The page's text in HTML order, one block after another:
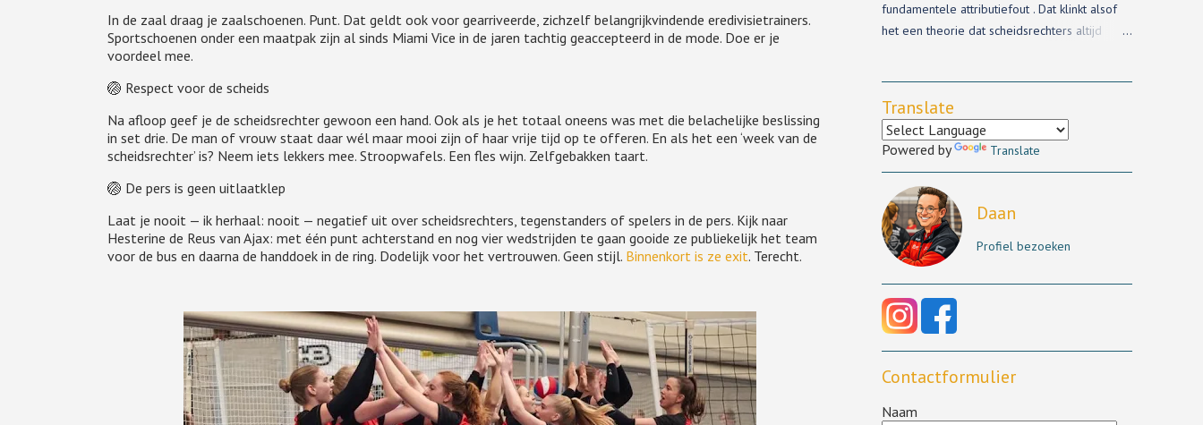
In de zaal draag je zaalschoenen. Punt. Dat geldt ook voor gearriveerde, zichzelf belangrijkvindende eredivisietrainers.
Sportschoenen onder een maatpak zijn al sinds Miami Vice in de jaren tachtig geaccepteerd in de mode. Doe er je
voordeel mee.
🏐 Respect voor de scheids
Na afloop geef je de scheidsrechter gewoon een hand. Ook als je het totaal oneens was met die belachelijke beslissing
in set drie. De man of vrouw staat daar wél maar mooi zijn of haar vrije tijd op te offeren. En als het een ‘week van de
scheidsrechter’ is? Neem iets lekkers mee. Stroopwafels. Een fles wijn. Zelfgebakken taart.
🏐 De pers is geen uitlaatklep
Laat je nooit — ik herhaal: nooit — negatief uit over scheidsrechters, tegenstanders of spelers in de pers. Kijk naar
Hesterine de Reus van Ajax: met één punt achterstand en nog vier wedstrijden te gaan gooide ze publiekelijk het team
voor de bus en daarna de handdoek in de ring. Dodelijk voor het vertrouwen. Geen stijl. Binnenkort is ze exit. Terecht.
fundamentele attributiefout . Dat klinkt alsof
het een theorie dat scheidsrechters altijd
Translate
Powered by Translate
Daan
Profiel bezoeken
Contactformulier
Naam